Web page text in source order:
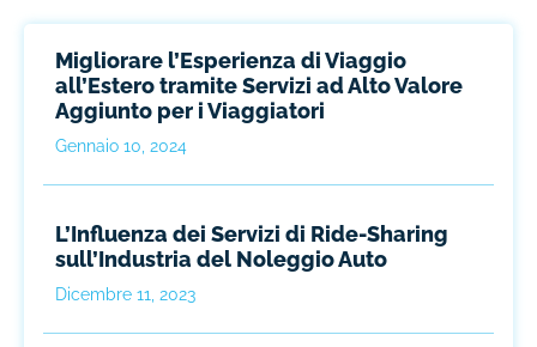
Migliorare l’Esperienza di Viaggio
all’Estero tramite Servizi ad Alto Valore
Aggiunto per i Viaggiatori
Gennaio 10, 2024
L’Influenza dei Servizi di Ride-Sharing
sull’Industria del Noleggio Auto
Dicembre 11, 2023